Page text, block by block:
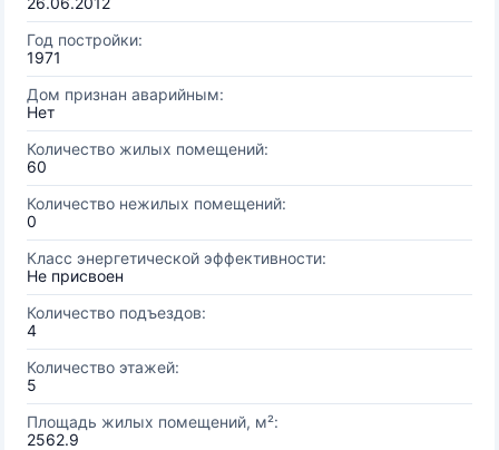
Год постройки:
1971
Дом признан аварийным:
Нет
Количество жилых помещений:
60
Количество нежилых помещений:
0
Класс энергетической эффективности:
Не присвоен
Количество подъездов:
4
Количество этажей:
5
Площадь жилых помещений, м²:
2562.9